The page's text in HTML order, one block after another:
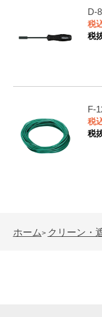
D-
税
税
F-
税
税
ホーム> クリーン・